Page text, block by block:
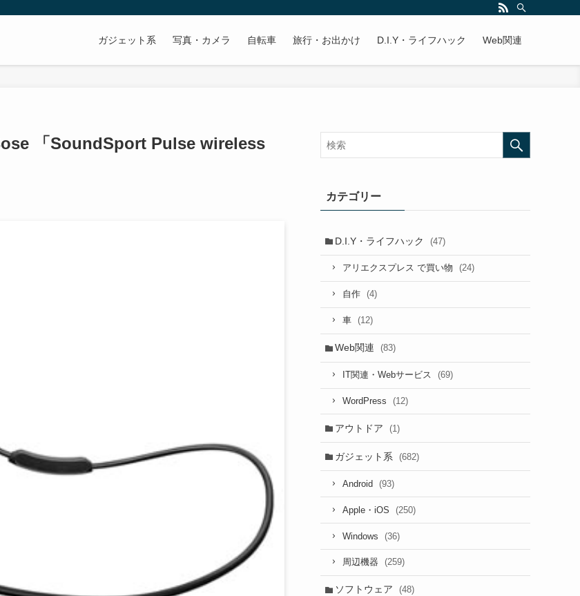
ガジェット系 写真・カメラ 自転車 旅行・お出かけ D.I.Y・ライフハック Web関連
「SoundSport Pulse wireless
カテゴリー
D.I.Y・ライフハック (47)
アリエクスプレス で買い物 (24)
自作 (4)
車 (12)
Web関連 (83)
IT関連・Webサービス (69)
WordPress (12)
アウトドア (1)
ガジェット系 (682)
Android (93)
Apple・iOS (250)
Windows (36)
周辺機器 (259)
ソフトウェア (48)